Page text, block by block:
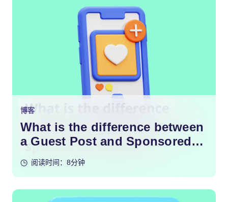
博客
What is the difference between
a Guest Post and Sponsored
Content?
阅读时间：8分钟